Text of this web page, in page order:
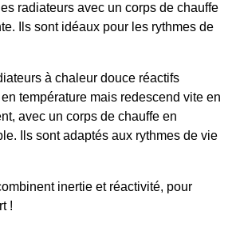
radiateurs avec un corps de chauffe
Ils sont idéaux pour les rythmes de
à chaleur douce réactifs
température mais redescend vite en
avec un corps de chauffe en
Ils sont adaptés aux rythmes de vie
inertie et réactivité, pour
!